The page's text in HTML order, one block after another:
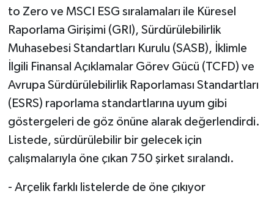
to Zero ve MSCI ESG sıralamaları ile Küresel
Raporlama Girişimi (GRI), Sürdürülebilirlik
Muhasebesi Standartları Kurulu (SASB), İklimle
İlgili Finansal Açıklamalar Görev Gücü (TCFD) ve
Avrupa Sürdürülebilirlik Raporlaması Standartları
(ESRS) raporlama standartlarına uyum gibi
göstergeleri de göz önüne alarak değerlendirdi.
Listede, sürdürülebilir bir gelecek için
çalışmalarıyla öne çıkan 750 şirket sıralandı.
- Arçelik farklı listelerde de öne çıkıyor